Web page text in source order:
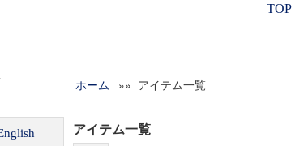
TOP
ホーム »» アイテム一覧
アイテム一覧